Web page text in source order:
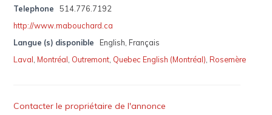
Telephone
514.776.7192
http://www.mabouchard.ca
Langue (s) disponible
English, Français
Laval,Montréal, Outremont, Quebec English (Montréal),Rosemère
Contacter le propriétaire de l'annonce